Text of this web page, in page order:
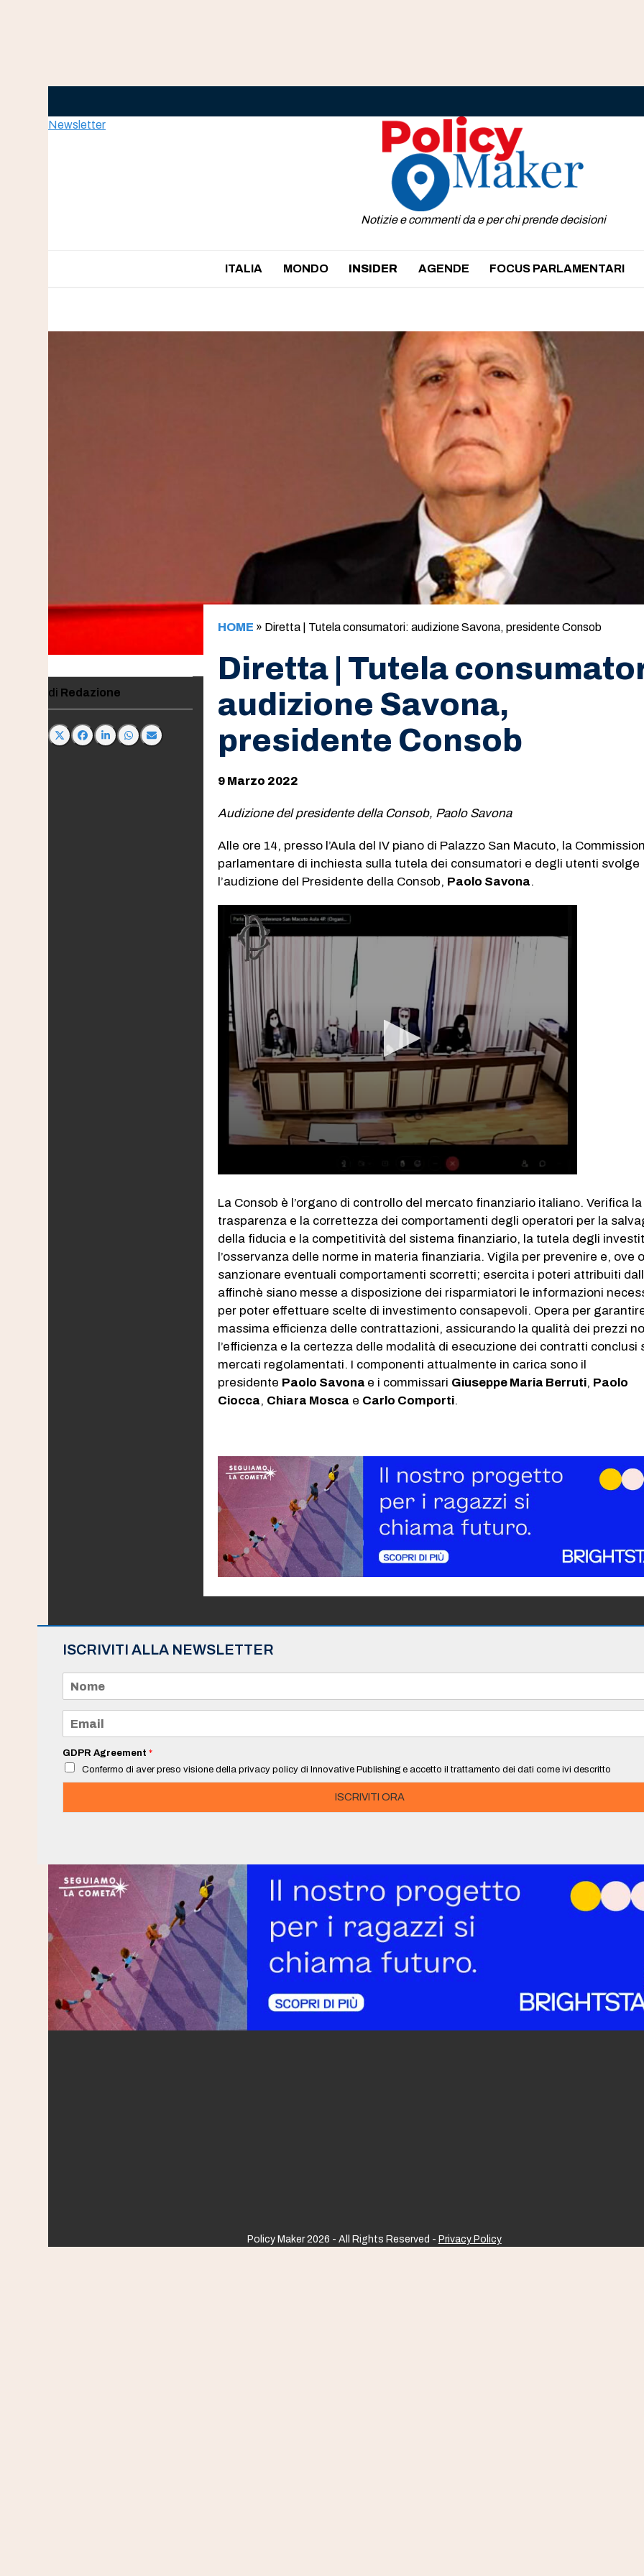
Newsletter
Notizie e commenti da e per chi prende decisioni
ITALIA MONDO INSIDER AGENDE FOCUS PARLAMENTARI
Redazione
HOME » Diretta | Tutela consumatori: audizione Savona, presidente Consob
Diretta | Tutela
audizione Savona,
presidente Consob
9 Marzo 2022
Audizione del presidente della Consob, Paolo Savona
Alle ore 14, presso l’Aula del IV piano di Palazzo San Macuto, la
parlamentare di inchiesta sulla tutela dei consumatori e degli utenti svolge
l’audizione del Presidente della Consob, Paolo Savona.
La Consob è l’organo di controllo del mercato finanziario italiano. Verifica la
trasparenza e la correttezza dei comportamenti degli operatori per la
della fiducia e la competitività del sistema finanziario, la tutela degli
l’osservanza delle norme in materia finanziaria. Vigila per prevenire e, ove
sanzionare eventuali comportamenti scorretti; esercita i poteri attribuiti
affinchè siano messe a disposizione dei risparmiatori le informazioni
per poter effettuare scelte di investimento consapevoli. Opera per
massima efficienza delle contrattazioni, assicurando la qualità dei prezzi
l’efficienza e la certezza delle modalità di esecuzione dei contratti conclusi
mercati regolamentati. I componenti attualmente in carica sono il
presidente Paolo Savona e i commissari Giuseppe Maria Berruti, Paolo
Ciocca, Chiara Mosca e Carlo Comporti.
ISCRIVITI ALLA NEWSLETTER
m
e
a
i
*
GDPR Agreement *
Confermo di aver preso visione della privacy policy di Innovative Publishing e accetto il trattamento dei dati come ivi descritto
ISCRIVITI ORA
Policy Maker 2026 - All Rights Reserved - Privacy Policy